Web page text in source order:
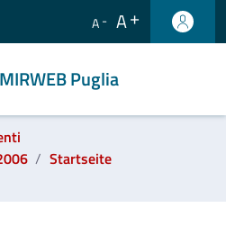
A A
MIRWEB Puglia
Startseite